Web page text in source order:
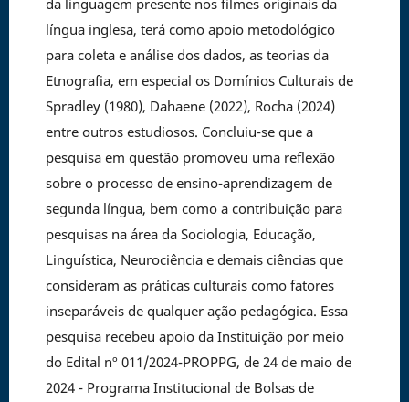
língua inglesa, terá como apoio metodológico
para coleta e análise dos dados, as teorias da
Etnografia, em especial os Domínios Culturais de
Spradley (1980), Dahaene (2022), Rocha (2024)
entre outros estudiosos. Concluiu-se que a
pesquisa em questão promoveu uma reflexão
sobre o processo de ensino-aprendizagem de
segunda língua, bem como a contribuição para
pesquisas na área da Sociologia, Educação,
Linguística, Neurociência e demais ciências que
consideram as práticas culturais como fatores
inseparáveis de qualquer ação pedagógica. Essa
pesquisa recebeu apoio da Instituição por meio
do Edital nº 011/2024-PROPPG, de 24 de maio de
2024 - Programa Institucional de Bolsas de